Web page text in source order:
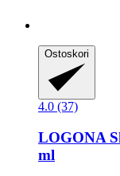
Ostoskori
4.0 (37)
LOGONA
ml